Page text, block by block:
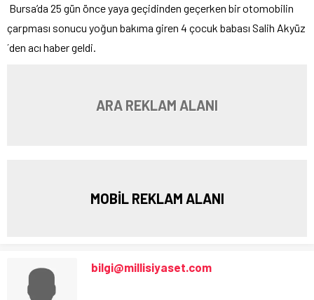
Bursa’da 25 gün önce yaya geçidinden geçerken bir otomobilin
çarpması sonucu yoğun bakıma giren 4 çocuk babası Salih Akyüz
´den acı haber geldi.
ARA REKLAM ALANI
MOBİL REKLAM ALANI
bilgi@millisiyaset.com